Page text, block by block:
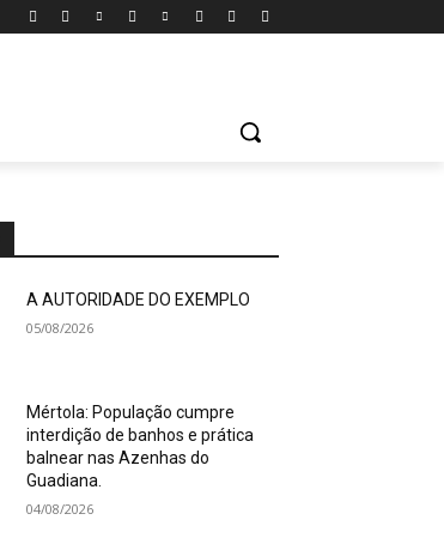
A AUTORIDADE DO EXEMPLO
05/08/2026
Mértola: População cumpre
interdição de banhos e prática
balnear nas Azenhas do
Guadiana.
04/08/2026